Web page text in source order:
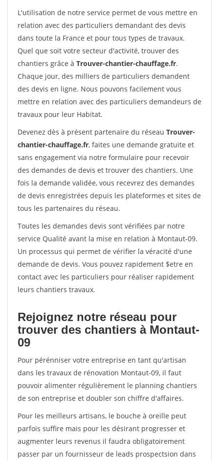
L'utilisation de notre service permet de vous mettre en
relation avec des particuliers demandant des devis
dans toute la France et pour tous types de travaux.
Quel que soit votre secteur d'activité, trouver des
chantiers grâce à Trouver-chantier-chauffage.fr.
Chaque jour, des milliers de particuliers demandent
des devis en ligne. Nous pouvons facilement vous
mettre en relation avec des particuliers demandeurs de
travaux pour leur Habitat.
Devenez dès à présent partenaire du réseau Trouver-
chantier-chauffage.fr, faites une demande gratuite et
sans engagement via notre formulaire pour recevoir
des demandes de devis et trouver des chantiers. Une
fois la demande validée, vous recevrez des demandes
de devis enregistrées depuis les plateformes et sites de
tous les partenaires du réseau.
Toutes les demandes devis sont vérifiées par notre
service Qualité avant la mise en relation à Montaut-09.
Un processus qui permet de vérifier la véracité d'une
demande de devis. Vous pouvez rapidement $etre en
contact avec les particuliers pour réaliser rapidement
leurs chantiers travaux.
Rejoignez notre réseau pour
trouver des chantiers à Montaut-
09
Pour pérénniser votre entreprise en tant qu'artisan
dans les travaux de rénovation Montaut-09, il faut
pouvoir alimenter régulièrement le planning chantiers
de son entreprise et doubler son chiffre d'affaires.
Pour les meilleurs artisans, le bouche à oreille peut
parfois suffire mais pour les désirant progresser et
augmenter leurs revenus il faudra obligatoirement
passer par un fournisseur de leads prospectsion dans